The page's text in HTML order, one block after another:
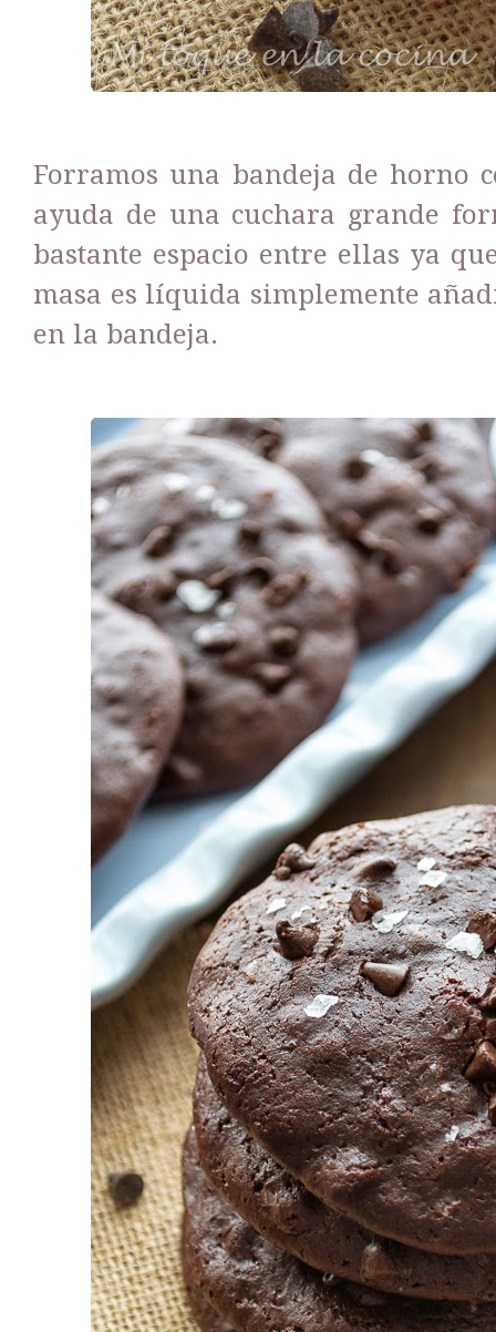
Forramos una bandeja de horno
ayuda de una cuchara grande
bastante espacio entre ellas ya
masa es líquida simplemente
en la bandeja.